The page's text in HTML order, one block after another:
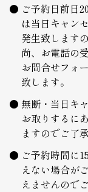
ご予約日前日
は当日キャン
発生致します
尚、お電話の
お問合せフォ
致します。
無断・当日キ
お取りするに
ますのでご了
ご予約時間に
えない場合が
えませんので